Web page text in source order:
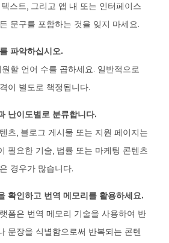
스트, 그리고 앱 내 또는 인터페이스
문구를 포함하는 것을 잊지 마세요.
파악하십시오.
할 언어 수를 곱하세요. 일반적으로
이 별도로 책정됩니다.
난이도별로 분류합니다.
츠, 블로그 게시물 또는 지원 페이지는
필요한 기술, 법률 또는 마케팅 콘텐츠
경우가 많습니다.
확인하고 번역 메모리를 활용하세요.
폼은 번역 메모리 기술을 사용하여 반
문장을 식별함으로써 반복되는 콘텐